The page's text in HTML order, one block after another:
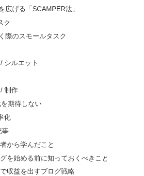
広げる「SCAMPER法」
ク
際のスモールタスク
シルエット
制作
期待しない
化
事
から学んだこと
を始める前に知っておくべきこと
収益を出すブログ戦略